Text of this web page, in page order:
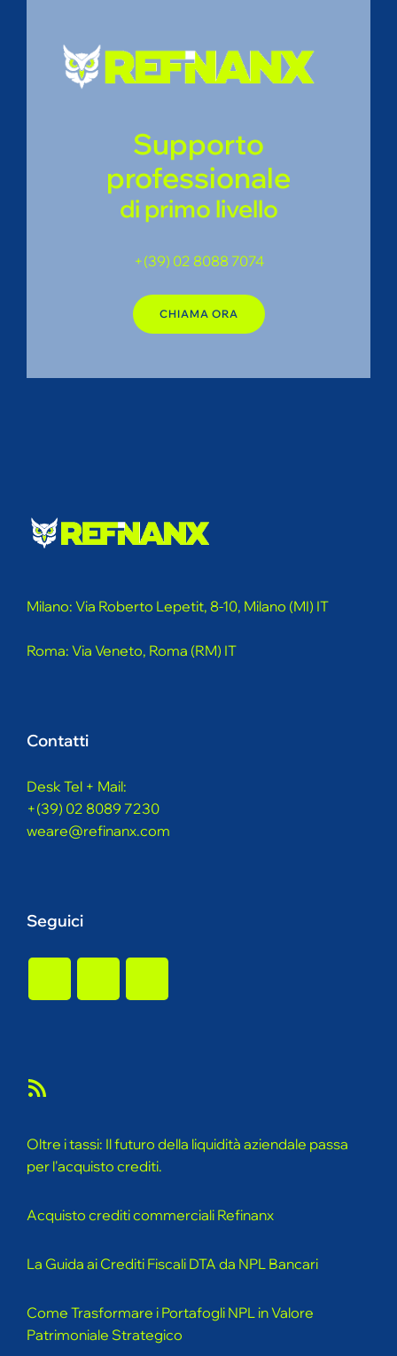
Supporto
professionale
di primo livello
+(39) 02 8088 7074
CHIAMA ORA
Milano: Via Roberto Lepetit, 8-10, Milano (MI) IT
Roma: Via Veneto, Roma (RM) IT
Contatti
Desk Tel + Mail:
+(39) 02 8089 7230
weare@refinanx.com
Seguici
Oltre i tassi: Il futuro della liquidità aziendale passa
per l'acquisto crediti.
Acquisto crediti commerciali Refinanx
La Guida ai Crediti Fiscali DTA da NPL Bancari
Come Trasformare i Portafogli NPL in Valore
Patrimoniale Strategico